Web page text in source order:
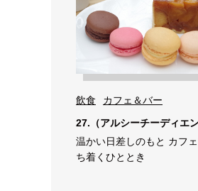
飲食
カフェ＆バー
27.（アルシーチーディエン
温かい日差しのもと カフ
ち着くひととき